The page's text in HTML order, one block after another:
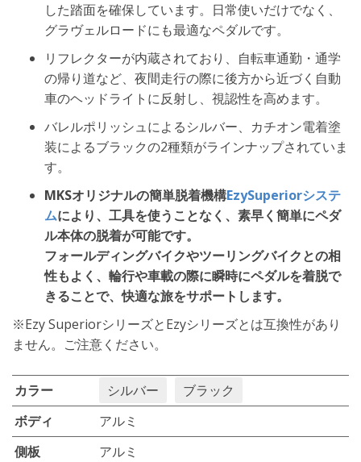
した踏面を確保しています。日常使いだけでなく、
グラヴェルロードにも最適なペダルです。
リフレクターが内蔵されており、自転車通勤・通学
の帰り道など、夜間走行の際に後方から近づく自動
車のヘッドライトに反射し、視認性を高めます。
バレルポリッシュによるシルバー、カチオン電着塗
装によるブラックの2種類がラインナップされていま
す。
MKSオリジナルの簡単脱着機構EzySuperiorシステ
ムにより、工具を使うことなく、素早く簡単にペダ
ル本体の脱着が可能です。
フォールディングバイクやツーリングバイクとの相
性もよく、輪行や車載の際に瞬時にペダルを着脱で
きることで、快適な旅をサポートします。
※Ezy SuperiorシリーズとEzyシリーズとは互換性があり
ません。ご注意ください。
カラー シルバー
ブラック
ボディ
アルミ
側板
アルミ